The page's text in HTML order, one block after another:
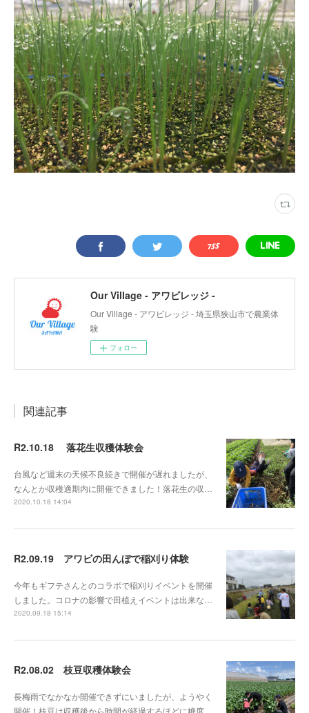
Our Village - アワビレッジ -
Our Village - アワビレッジ - 埼玉県狭山市で農業体
験
フォロー
関連記事
R2.10.18 落花生収穫体験会
台風など週末の天候不良続きで開催が遅れましたが、
なんとか収穫適期内に開催できました！落花生の収…
2020.10.18 14:04
R2.09.19 アワビの田んぼで稲刈り体験
今年もギフテさんとのコラボで稲刈りイベントを開催
しました。コロナの影響で田植えイベントは出来な…
2020.09.18 15:14
R2.08.02 枝豆収穫体験会
長梅雨でなかなか開催できずにいましたが、ようやく
開催！枝豆は収穫後から時間が経過するほどに糖度…